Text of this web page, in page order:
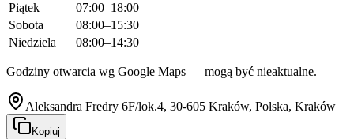
Piątek
07:00–18:00
Sobota
08:00–15:30
Niedziela
08:00–14:30
Godziny otwarcia wg Google Maps — mogą być nieaktualne.
Aleksandra Fredry 6F/lok.4, 30-605 Kraków, Polska, Kraków
Kopiuj